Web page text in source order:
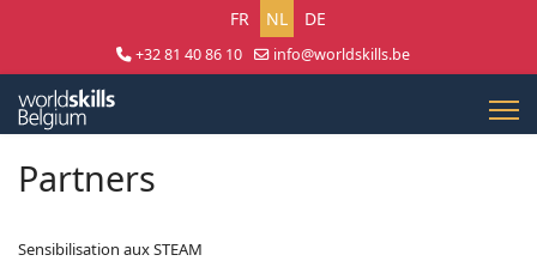
Selecteer uw taal
FR NL DE
+32 81 40 86 10
info@worldskills.be
Partners
Sensibilisation aux STEAM